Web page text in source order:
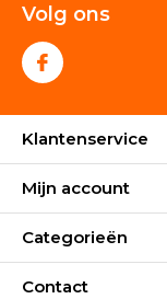
Volg ons
Klantenservice
Mijn account
Categorieën
Contact